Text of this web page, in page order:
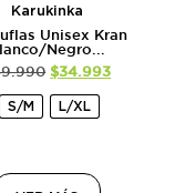
Karukinka
Unisex Kran
Negro...
$34.993
S/M L/XL